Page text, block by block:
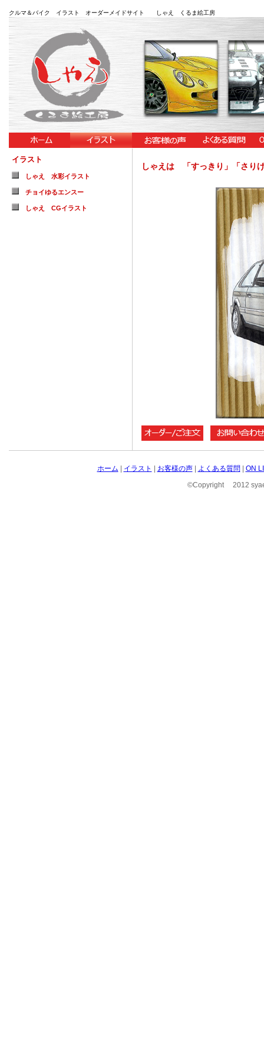
クルマ＆バイク イラスト オーダーメイドサイト しゃえ くるま絵工房
イラスト
しゃえ 水彩イラスト
チョイゆるエンスー
しゃえ CGイラスト
しゃえは 「すっきり」「さり
ホーム イラスト お客様の声| よくある質問
ON
©Copyright 2012 syae